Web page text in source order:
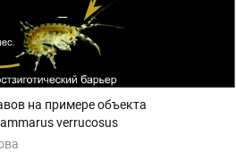
на примере объекта
verrucosus